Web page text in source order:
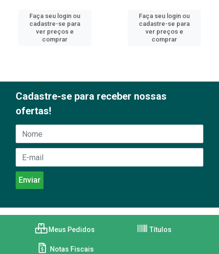
Faça seu login ou
cadastre-se para
ver preços e
comprar
Faça seu login ou
cadastre-se para
ver preços e
comprar
Cadastre-se para receber nossas
ofertas!
Meus Pedidos Títulos
Notas Fiscais